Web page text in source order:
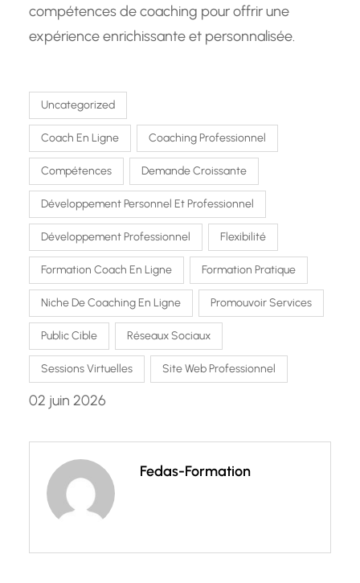
compétences de coaching pour offrir une
expérience enrichissante et personnalisée.
Uncategorized
Coach En Ligne Coaching Professionnel
Compétences Demande Croissante
Développement Personnel Et Professionnel
Développement Professionnel Flexibilité
Formation Coach En Ligne Formation Pratique
Niche De Coaching En Ligne Promouvoir Services
Public Cible Réseaux Sociaux
Sessions Virtuelles Site Web Professionnel
02 juin 2026
Fedas-Formation